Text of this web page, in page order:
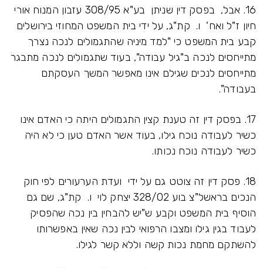
16. אבל, בפסק דין שניתן בע"א 308/95 עזבון המנוח אורי
חיון ז"ל ואח' ו. קת"ג, על ידי בית המשפט המחוזי בירושלים
קבע בית המשפט כי "למד מיניה שהתגמולים לנכה נצרך
מתייחסים לנכה ב"גיל עבודה", בעוד שתגמולים לנכה מתבגר
מתייחסים לנכים שגילם אינו מאפשר המשך העסקתם
בעבודה".
17. בפסק דין זה טענת קצין התגמולים היתה כי האדם אינו
כשיר לעבודה נוכח גילו, בעוד אשר האדם טען כי לא היה
כשיר לעבודה נוכח נכותו.
18. פסק דין זה צוטט גם על ידי ועדת הערעורים לפי חוק
הנכים בראשל"צ בוע 328/02 יצחק לוי ו. קת"ג, שם גם
הוסיף בית המשפט וקבע ש"יש להבחין בין נכה שהפסיק
לעבוד בגין גילו ומצבו הרפואי לבין נכה שאין באפשרותו
להשתקם מחמת נכות קשה וללא קשר לגילו.